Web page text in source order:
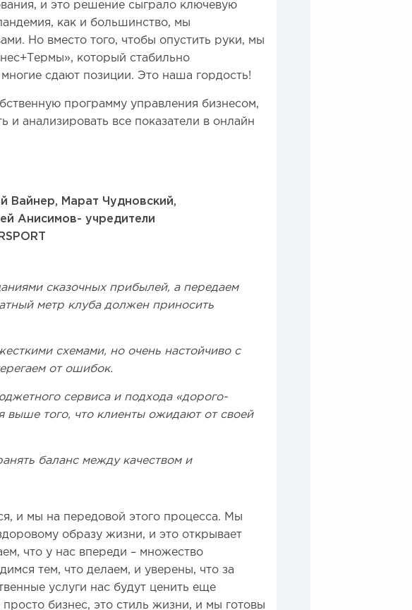
и это решение сыграло ключевую
как и большинство, мы
Но вместо того, чтобы опустить руки, мы
который стабильно
сдают позиции. Это наша гордость!
программу управления бизнесом,
и анализировать все показатели в онлайн
Вайнер, Марат Чудновский,
Анисимов- учредители
сказочных прибылей, а передаем
метр клуба должен приносить
схемами, но очень настойчиво с
от ошибок.
сервиса и подхода «дорого-
выше того, что клиенты ожидают от своей
баланс между качеством и
и мы на передовой этого процесса. Мы
образу жизни, и это открывает
что у нас впереди – множество
тем, что делаем, и уверены, что за
услуги нас будут ценить еще
бизнес, это стиль жизни, и мы готовы